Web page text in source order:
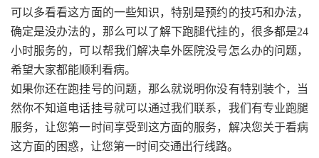
可以多看看这方面的一些知识，特别是预约的技巧和办法，
确定是没办法的，那么可以了解下跑腿代挂的，很多都是24
小时服务的，可以帮我们解决阜外医院没号怎么办的问题，
希望大家都能顺利看病。
如果你还在跑挂号的问题，那么就说明你没有特别装个，当
然你不知道电话挂号就可以通过我们联系，我们有专业跑腿
服务，让您第一时间享受到这方面的服务，解决您关于看病
这方面的困惑，让您第一时间交通出行线路。